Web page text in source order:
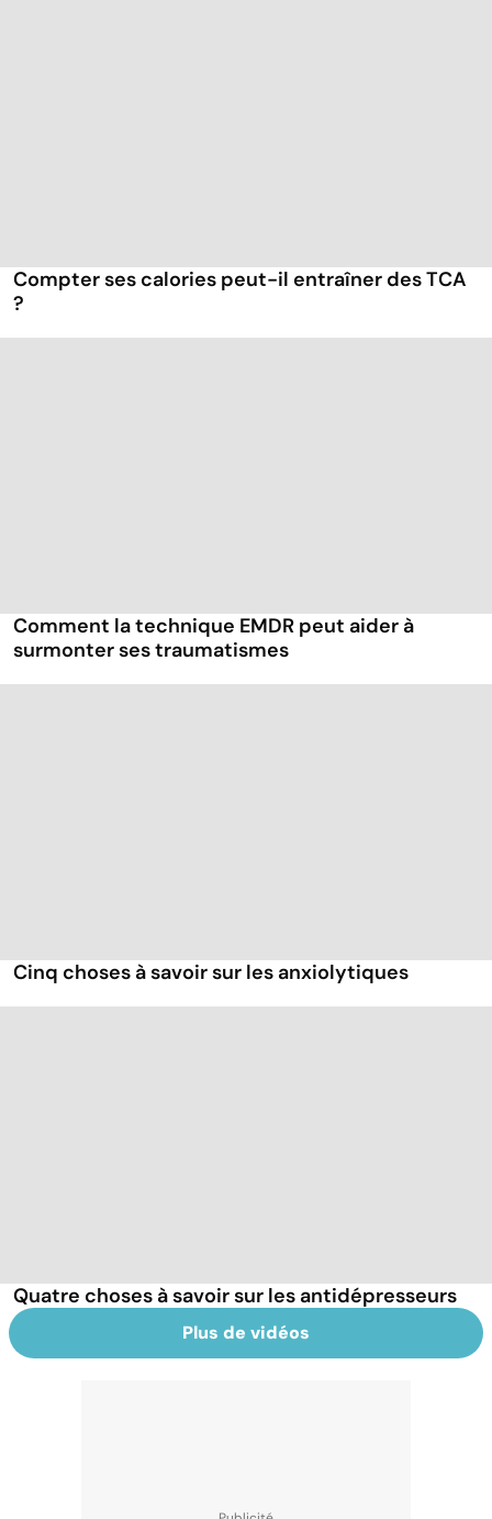
Compter ses calories peut-il entraîner des TCA
?
Comment la technique EMDR peut aider à
surmonter ses traumatismes
Cinq choses à savoir sur les anxiolytiques
Quatre choses à savoir sur les antidépresseurs
Plus de vidéos